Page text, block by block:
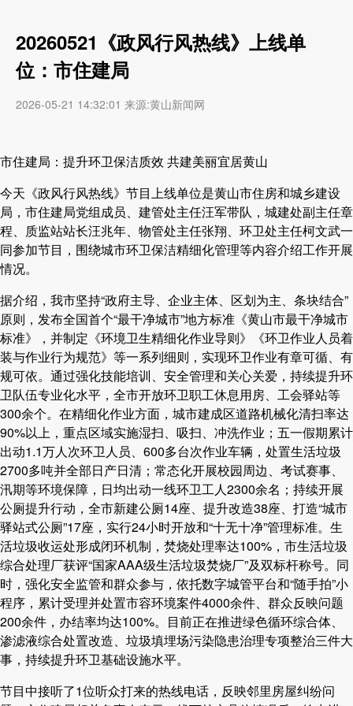
20260521《政风行风热线》上线单
位：市住建局
2026-05-21 14:32:01 来源:黄山新闻网
市住建局：提升环卫保洁质效 共建美丽宜居黄山
今天《政风行风热线》节目上线单位是黄山市住房和城乡建设
局，市住建局党组成员、建管处主任汪军带队，城建处副主任章
程、质监站站长汪兆年、物管处主任张翔、环卫处主任柯文武一
同参加节目，围绕城市环卫保洁精细化管理等内容介绍工作开展
情况。
据介绍，我市坚持“政府主导、企业主体、区划为主、条块结合”
原则，发布全国首个“最干净城市”地方标准《黄山市最干净城市
标准》，并制定《环境卫生精细化作业导则》《环卫作业人员着
装与作业行为规范》等一系列细则，实现环卫作业有章可循、有
规可依。通过强化技能培训、安全管理和关心关爱，持续提升环
卫队伍专业化水平，全市开放环卫职工休息用房、工会驿站等
300余个。在精细化作业方面，城市建成区道路机械化清扫率达
90%以上，重点区域实施湿扫、吸扫、冲洗作业；五一假期累计
出动1.1万人次环卫人员、600多台次作业车辆，处置生活垃圾
2700多吨并全部日产日清；常态化开展校园周边、考试赛事、
汛期等环境保障，日均出动一线环卫工人2300余名；持续开展
公厕提升行动，全市新建公厕14座、提升改造38座、打造“城市
驿站式公厕”17座，实行24小时开放和“十无十净”管理标准。生
活垃圾收运处形成闭环机制，焚烧处理率达100%，市生活垃圾
综合处理厂获评“国家AAA级生活垃圾焚烧厂”及双标杆称号。同
时，强化安全监管和群众参与，依托数字城管平台和“随手拍”小
程序，累计受理并处置市容环境案件4000余件、群众反映问题
200余件，办结率均达100%。目前正在推进绿色循环综合体、
渗滤液综合处置改造、垃圾填埋场污染隐患治理专项整治三件大
事，持续提升环卫基础设施水平。
节目中接听了1位听众打来的热线电话，反映邻里房屋纠纷问